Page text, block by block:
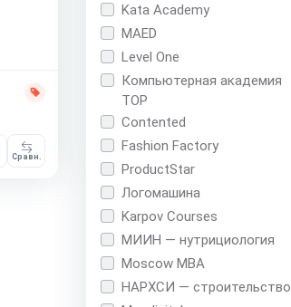
Сравн.
Kata Academy
MAED
Level One
Компьютерная академия
TOP
Contented
Fashion Factory
ProductStar
Логомашина
Karpov Courses
МИИН — нутрициология
Moscow MBA
НАРХСИ — строительство